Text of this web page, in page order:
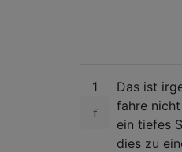
1
Das ist
fahre
ein tiefes
dies zu